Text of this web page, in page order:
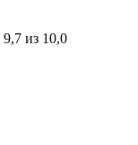
9,7 из 10,0